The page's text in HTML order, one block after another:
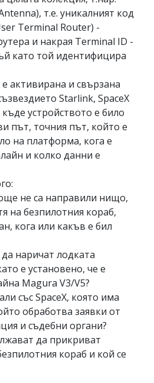
т.е. уникалният код
Terminal Router) -
и накрая Terminal ID -
като той идентифицира
активирана и свързана
Starlink, SpaceX
устройството е било
път, точния път, който е
на платформа, кога е
и колко данни е
не са направили нищо,
на безпилотния кораб,
кога или какъв е бил
наричат ​​лодката
е установено, че е
Magura V3/V5?
със SpaceX, която има
обработва заявки от
и съдебни органи?
да прикриват
кораб и кой се